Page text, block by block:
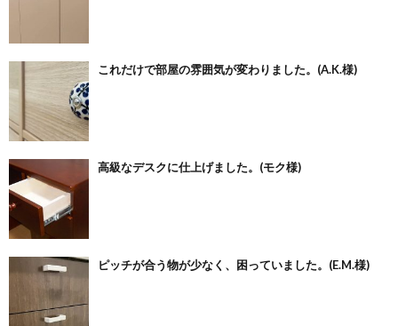
これだけで部屋の雰囲気が変わりました。(A.K.様)
高級なデスクに仕上げました。(モク様)
ピッチが合う物が少なく、困っていました。(E.M.様)